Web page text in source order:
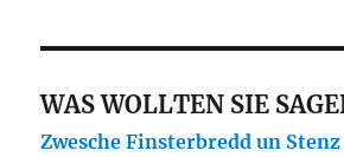
WAS WOLLTEN SIE
Zwesche Finsterbredd un